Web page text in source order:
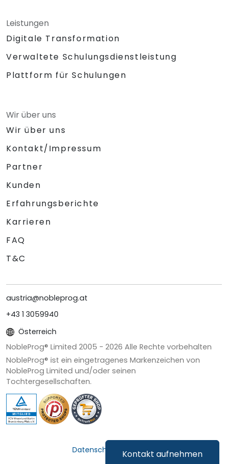
Kontakt aufnehmen
Leistungen
Digitale Transformation
Verwaltete Schulungsdienstleistung
Plattform für Schulungen
Wir über uns
Wir über uns
Kontakt/Impressum
Partner
Kunden
Erfahrungsberichte
Karrieren
FAQ
T&C
austria@nobleprog.at
+43 1 3059940
Österreich
NobleProg® Limited 2005 - 2026 Alle Rechte vorbehalten
NobleProg® ist ein eingetragenes Markenzeichen von
NobleProg Limited und/oder seinen
Tochtergesellschaften.
Datenschutz & Cookies